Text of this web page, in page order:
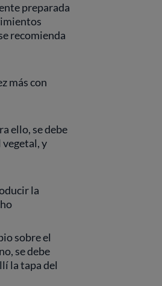
preparada
recomienda
más con
ello, se debe
y
la
sobre el
se debe
la tapa del